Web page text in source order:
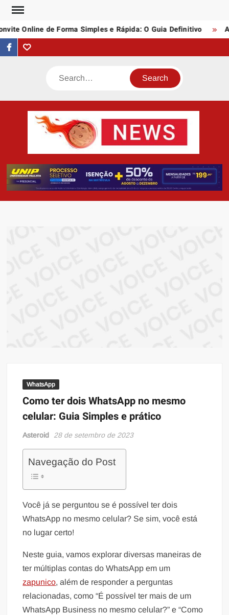
Skip
contentOnline de Forma Simples e Rápida: O Guia Definitivo
facebookTumblr
Search
e
WhatsApp
Como ter dois WhatsApp no mesmo
celular: Guia Simples e prático
Asteroid 28 de setembro de 2023
Navegação do Post
Você já se perguntou se é possível ter dois
WhatsApp no mesmo celular? Se sim, você está
no lugar certo!
Neste guia, vamos explorar diversas maneiras de
ter múltiplas contas do WhatsApp em um
zapunico, além de responder a perguntas
relacionadas, como “É possível ter mais de um
WhatsApp Business no mesmo celular?” e “Como